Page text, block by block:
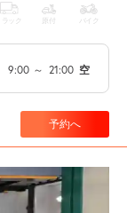
ラック 原付 バイク
9:00 ～ 21:00 空
予約へ